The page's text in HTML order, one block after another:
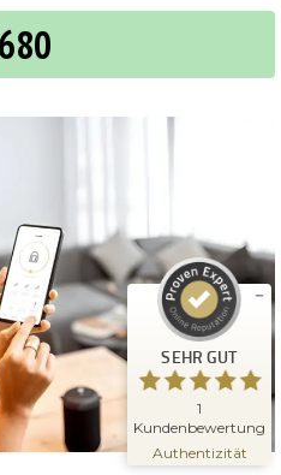
SEHR GUT
1
Kundenbewertung
Authentizität
100
%
Empfehlungen auf
ProvenExpert.com
SEHR GUT
5,00
/
5,00
1
Bewertung auf ProvenExpert.com
Erfahren Sie mehr über dieses
Bewertungssiegel
09.11.2025
ansehen